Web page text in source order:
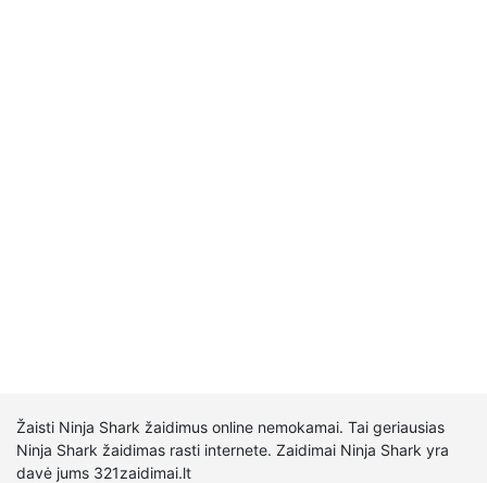
Žaisti Ninja Shark žaidimus online nemokamai. Tai geriausias
Ninja Shark žaidimas rasti internete. Zaidimai Ninja Shark yra
davė jums 321zaidimai.lt